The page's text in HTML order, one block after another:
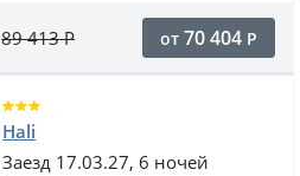
89 413Р от 70 404 Р
Hali
Заезд 17.03.27, 6 ночей